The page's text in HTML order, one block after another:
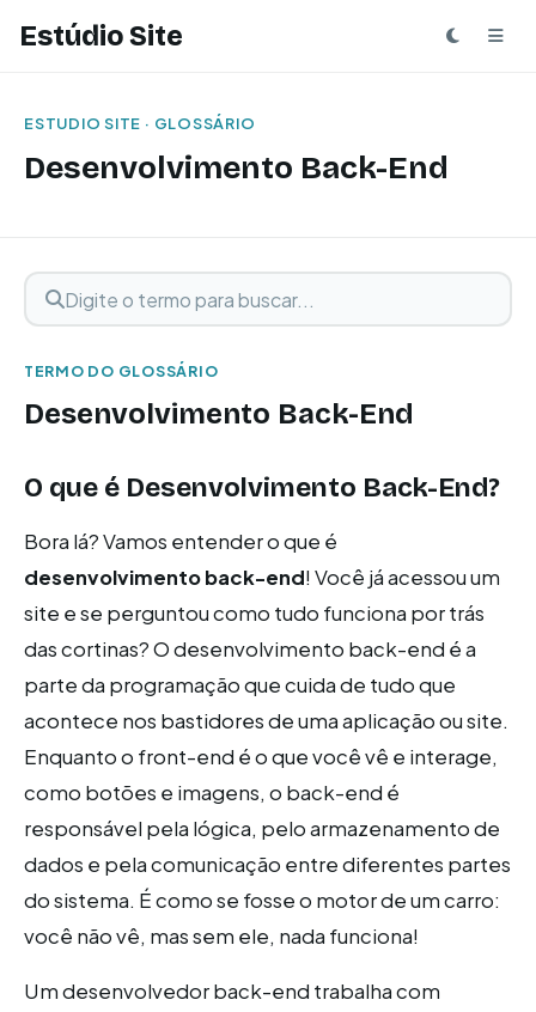
Estúdio Site
ESTUDIO SITE · GLOSSÁRIO
Desenvolvimento Back-End
Buscar termo
Digite o termo para buscar
TERMO DO GLOSSÁRIO
Desenvolvimento Back-End
O que é Desenvolvimento Back-End?
Bora lá? Vamos entender o que é
desenvolvimento back-end! Você já acessou um
site e se perguntou como tudo funciona por trás
das cortinas? O desenvolvimento back-end é a
parte da programação que cuida de tudo que
acontece nos bastidores de uma aplicação ou site.
Enquanto o front-end é o que você vê e interage,
como botões e imagens, o back-end é
responsável pela lógica, pelo armazenamento de
dados e pela comunicação entre diferentes partes
do sistema. É como se fosse o motor de um carro:
você não vê, mas sem ele, nada funciona!
Um desenvolvedor back-end trabalha com